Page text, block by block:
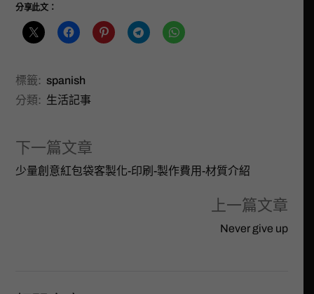
分享此文：
標籤: spanish
分類: 生活記事
下一篇文章
少量創意紅包袋客製化-印刷-製作費用-材質介紹
上一篇文章
Never give up